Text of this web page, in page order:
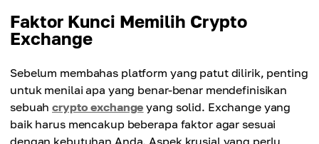
Faktor Kunci Memilih Crypto
Exchange
Sebelum membahas platform yang patut dilirik, penting
untuk menilai apa yang benar-benar mendefinisikan
sebuahcrypto exchange yang solid. Exchange yang
baik harus mencakup beberapa faktor agar sesuai
dengan kebutuhan Anda. Aspek krusial yang perlu